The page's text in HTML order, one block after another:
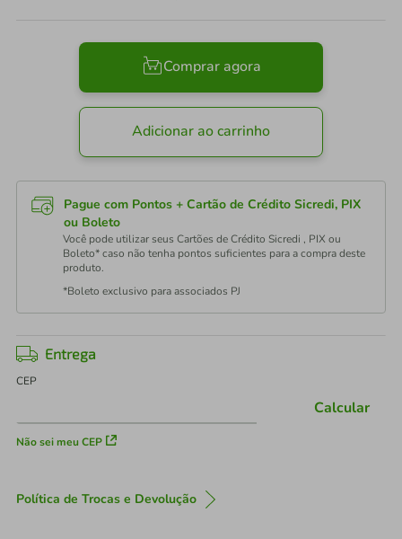
Comprar agora
Adicionar ao carrinho
Pague com Pontos + Cartão de Crédito Sicredi, PIX
ou Boleto
Você pode utilizar seus Cartões de Crédito Sicredi , PIX ou
Boleto* caso não tenha pontos suficientes para a compra deste
produto.
*Boleto exclusivo para associados PJ
Entrega
CEP
Não sei meu CEP
Calcular
Política de Trocas e Devolução